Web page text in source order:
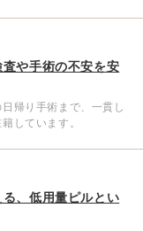
や手術の不安を安
帰り手術まで、一貫し
しています。
、低用量ピルとい